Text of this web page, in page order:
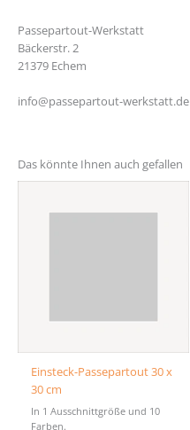
Passepartout-Werkstatt
Bäckerstr. 2
21379 Echem
info@passepartout-werkstatt.de
Das könnte Ihnen auch gefallen
Einsteck-Passepartout 30 x
30 cm
In 1 Ausschnittgröße und 10
Farben.